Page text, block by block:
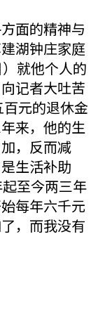
面的精神与
湖钟庄家庭
就他个人的
记者大吐苦
元的退休金
来，他的生
，反而减
生活补助
至今两三年
每年六千元
，而我没有